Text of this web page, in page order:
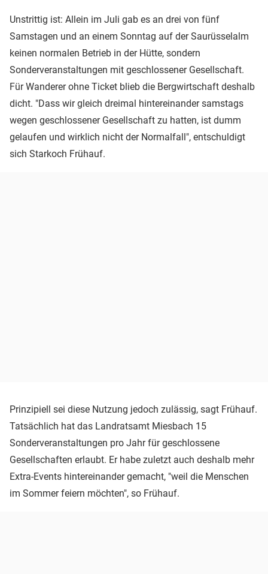
Unstrittig ist: Allein im Juli gab es an drei von fünf
Samstagen und an einem Sonntag auf der Saurüsselalm
keinen normalen Betrieb in der Hütte, sondern
Sonderveranstaltungen mit geschlossener Gesellschaft.
Für Wanderer ohne Ticket blieb die Bergwirtschaft deshalb
dicht. "Dass wir gleich dreimal hintereinander samstags
wegen geschlossener Gesellschaft zu hatten, ist dumm
gelaufen und wirklich nicht der Normalfall", entschuldigt
sich Starkoch Frühauf.
Prinzipiell sei diese Nutzung jedoch zulässig, sagt Frühauf.
Tatsächlich hat das Landratsamt Miesbach 15
Sonderveranstaltungen pro Jahr für geschlossene
Gesellschaften erlaubt. Er habe zuletzt auch deshalb mehr
Extra-Events hintereinander gemacht, "weil die Menschen
im Sommer feiern möchten", so Frühauf.